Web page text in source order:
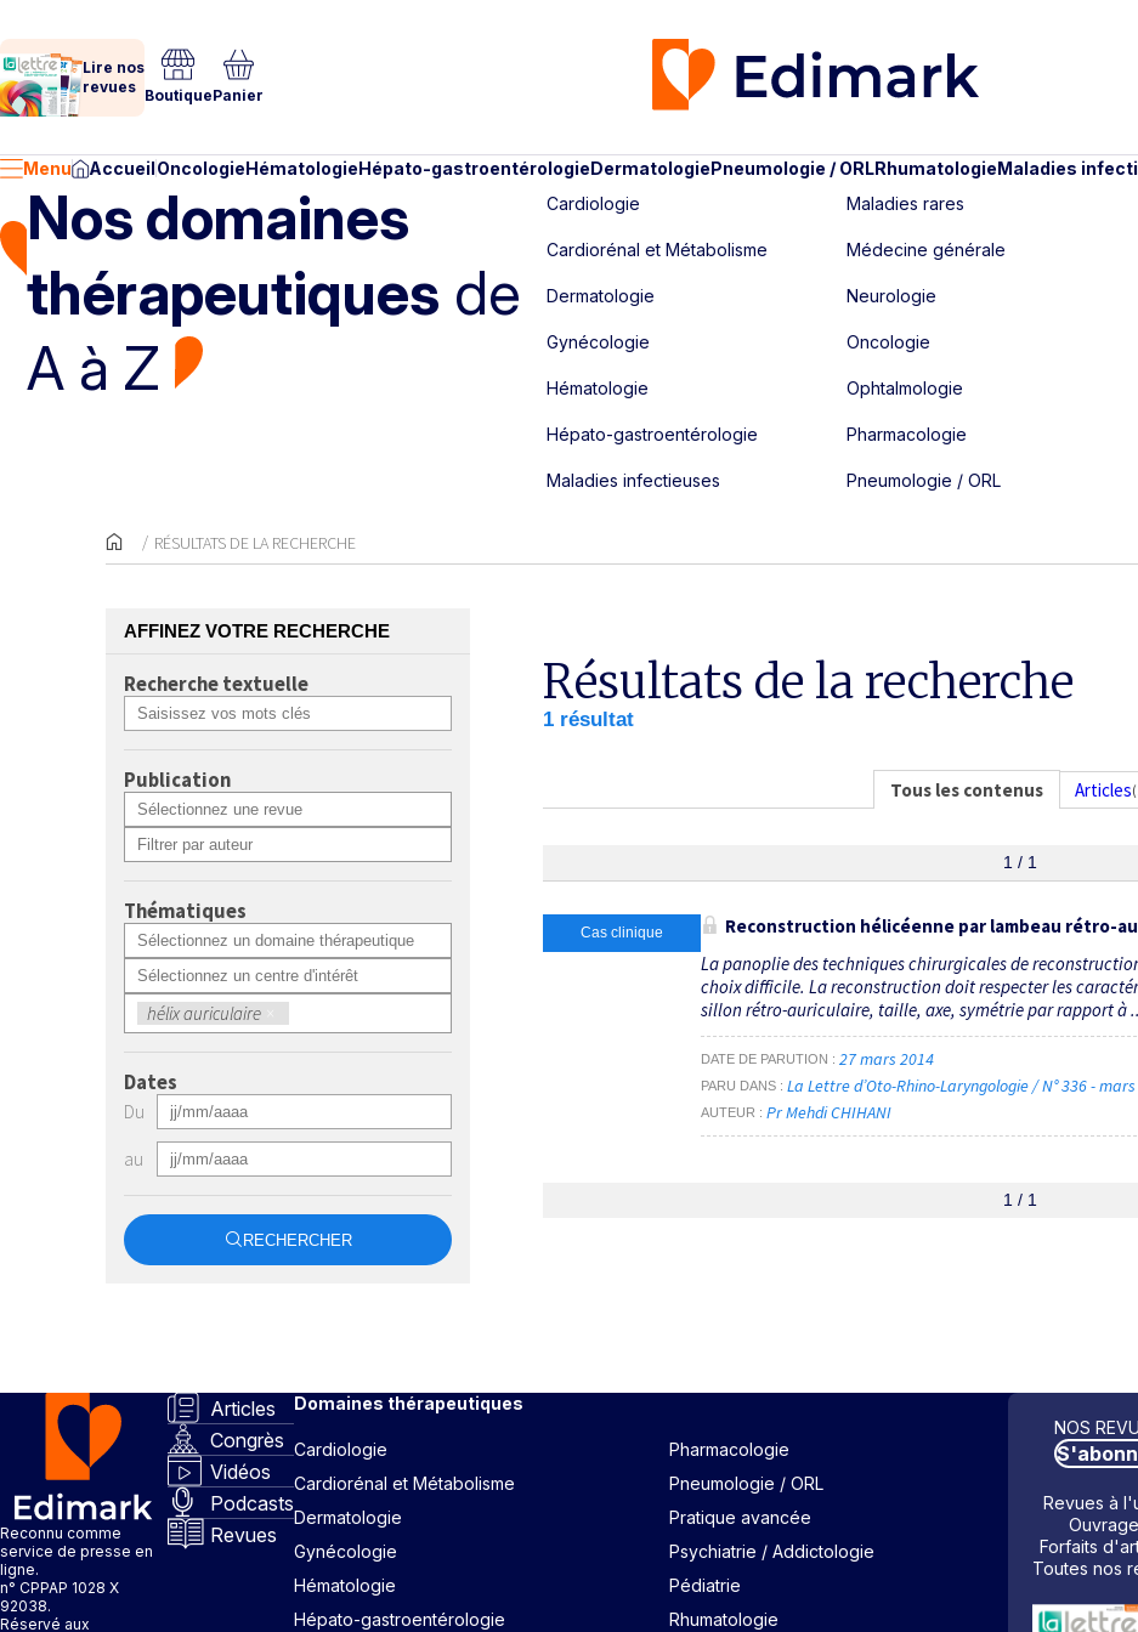
Lire nos
revues BoutiquePanier
Menu AccueilOncologieHématologieHépato-gastroentérologieDermatologiePneumologie / ORLRhumatologieMaladies
Nos domaines
thérapeutiques de
A à Z
Cardiologie
Cardiorénal et Métabolisme
Dermatologie
Gynécologie
Hématologie
Hépato-gastroentérologie
Maladies infectieuses
Maladies rares
Médecine générale
Neurologie
Oncologie
Ophtalmologie
Pharmacologie
Pneumologie / ORL
RÉSULTATS DE LA RECHERCHE
AFFINEZ VOTRE RECHERCHE
Recherche textuelle
Publication
Thématiques
hélix auriculaire ×
Dates
Du
au
RECHERCHER
Résultats de la recherche
1 résultat
Tous les contenus Articles
1 / 1
Cas clinique
Reconstruction hélicéenne par lambeau rétro-
La panoplie des techniques chirurgicales de
choix difficile. La reconstruction doit respecter les
sillon rétro-auriculaire, taille, axe, symétrie par rapport à
DATE DE PARUTION 27 mars 2014
PARU DANS La Lettre d’Oto-Rhino-Laryngologie / N° 336 -
AUTEUR Pr Mehdi CHIHANI
1 / 1
Reconnu comme
service de presse en
ligne.
n° CPPAP 1028 X
92038.
Réservé aux
Articles
Congrès
Vidéos
Podcasts
Revues
Domaines thérapeutiques
Cardiologie
Cardiorénal et Métabolisme
Dermatologie
Gynécologie
Hématologie
Hépato-gastroentérologie
Pharmacologie
Pneumologie / ORL
Pratique avancée
Psychiatrie / Addictologie
Pédiatrie
Rhumatologie
NOS
Revues à
Forfaits
Toutes nos